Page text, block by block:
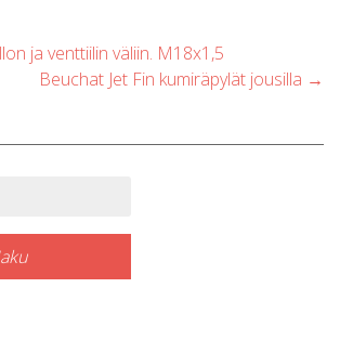
ja venttiilin väliin. M18x1,5
Beuchat Jet Fin kumiräpylät jousilla →